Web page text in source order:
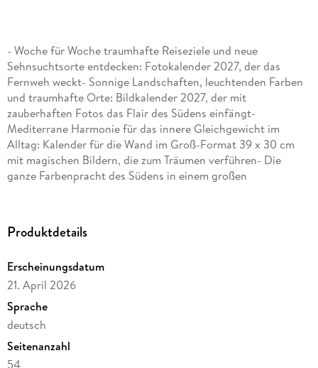
- Woche für Woche traumhafte Reiseziele und neue
Sehnsuchtsorte entdecken: Fotokalender 2027, der das
Fernweh weckt- Sonnige Landschaften, leuchtenden Farben
und traumhafte Orte: Bildkalender 2027, der mit
zauberhaften Fotos das Flair des Südens einfängt-
Mediterrane Harmonie für das innere Gleichgewicht im
Alltag: Kalender für die Wand im Groß-Format 39 x 30 cm
mit magischen Bildern, die zum Träumen verführen- Die
ganze Farbenpracht des Südens in einem großen
Athesia Kalenderverlag
Produktdetails
Erscheinungsdatum
21. April 2026
Sprache
deutsch
Seitenanzahl
54